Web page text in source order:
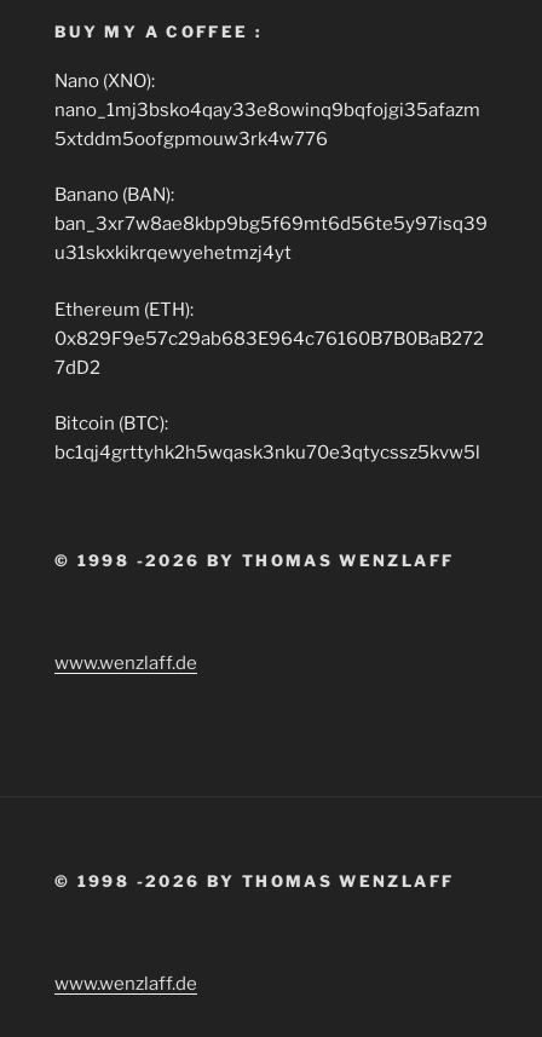
BUY MY A COFFEE :
Nano (XNO):
nano_1mj3bsko4qay33e8owinq9bqfojgi35afazm
5xtddm5oofgpmouw3rk4w776
Banano (BAN):
ban_3xr7w8ae8kbp9bg5f69mt6d56te5y97isq39
u31skxkikrqewyehetmzj4yt
Ethereum (ETH):
0x829F9e57c29ab683E964c76160B7B0BaB272
7dD2
Bitcoin (BTC):
bc1qj4grttyhk2h5wqask3nku70e3qtycssz5kvw5l
© 1998 -2026 BY THOMAS WENZLAFF
www.wenzlaff.de
© 1998 -2026 BY THOMAS WENZLAFF
www.wenzlaff.de